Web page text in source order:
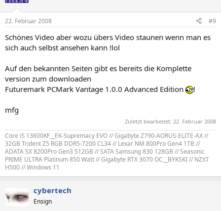
22. Februar 2008 #9
Schönes Video aber wozu übers Video staunen wenn man es
sich auch selbst ansehen kann !lol
Auf den bekannten Seiten gibt es bereits die Komplette
version zum downloaden
Futuremark PCMark Vantage 1.0.0 Advanced Edition
!
mfg
Zuletzt bearbeitet: 22. Februar 2008
Core i5 13600KF__EK-Supremacy EVO // Gigabyte Z790-AORUS-ELITE-AX //
32GB Trident Z5 RGB DDR5-7200 CL34 // Lexar NM 800Pro Gen4 1TB //
ADATA SX 8200Pro Gen3 512GB // SATA Samsung 830 128GB // Seasonic
PRIME ULTRA Platinum 850 Watt // Gigabyte RTX 3070 OC__BYKSKI // NZXT
H500 // Windows 11
cybertech
Ensign